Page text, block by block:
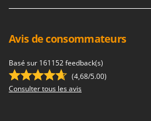
Trotec
Udor
Unger
Avis de consommateurs
Basé sur 161152 feedback(s)
(4,68/5.00)
Consulter tous les avis